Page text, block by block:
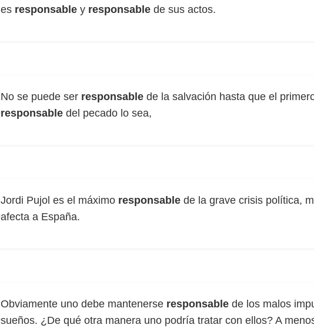
es responsable y responsable de sus actos.
No se puede ser responsable de la salvación hasta que el
responsable del pecado lo sea,
Jordi Pujol es el máximo responsable de la grave crisis política,
afecta a España.
Obviamente uno debe mantenerse responsable de los malos
sueños. ¿De qué otra manera uno podría tratar con ellos? A